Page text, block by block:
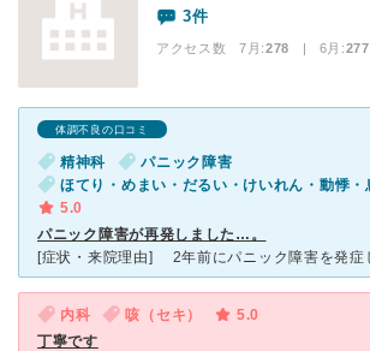
3件
アクセス数 7月:278 | 6月:277
体調不良の口コミ
精神科
パニック障害
5.0
パニック障害が再発しました…。
内科 咳（セキ）
5.0
丁寧です